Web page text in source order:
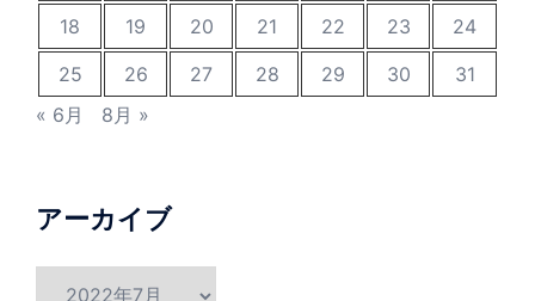
18
19 20 21 22 23
24
25
26 27 28 29 30
31
« 6月
8月 »
アーカイブ